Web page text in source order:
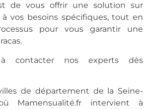
de vous offrir une solution sur
à vos besoins spécifiques, tout en
pour vous garantir une
à contacter nos experts dès
de département de la Seine-
Mamensualité.fr intervient à